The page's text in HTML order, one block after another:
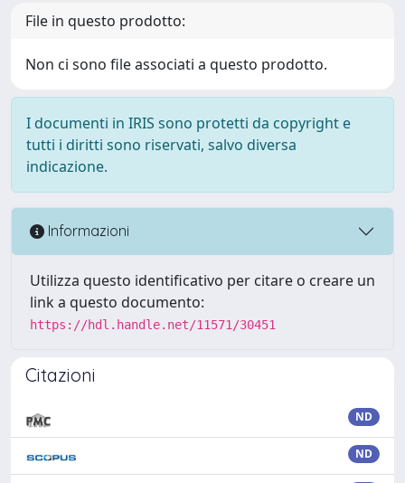
File in questo prodotto:
Non ci sono file associati a questo prodotto.
I documenti in IRIS sono protetti da copyright e
tutti i diritti sono riservati, salvo diversa
indicazione.
Informazioni
Utilizza questo identificativo per citare o creare un
link a questo documento:
https://hdl.handle.net/11571/30451
Citazioni
ND
ND